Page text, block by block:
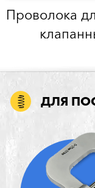
Проволока
ДЛЯ